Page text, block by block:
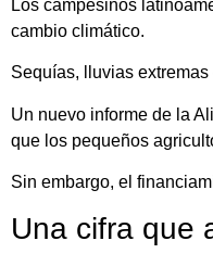
Los campesinos
cambio climático.
Sequías, lluvias
Un nuevo informe de la
que los pequeños
Sin embargo, el
Una cifra que